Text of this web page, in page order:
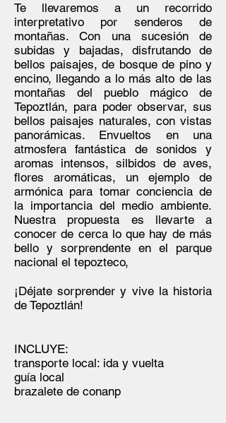
Te llevaremos a un recorrido
interpretativo por senderos de
montañas. Con una sucesión de
subidas y bajadas, disfrutando de
bellos paisajes, de bosque de pino y
encino, llegando a lo más alto de las
montañas del pueblo mágico de
Tepoztlán, para poder observar, sus
bellos paisajes naturales, con vistas
panorámicas. Envueltos en una
atmosfera fantástica de sonidos y
aromas intensos, silbidos de aves,
flores aromáticas, un ejemplo de
armónica para tomar conciencia de
la importancia del medio ambiente.
Nuestra propuesta es llevarte a
conocer de cerca lo que hay de más
bello y sorprendente en el parque
nacional el tepozteco,
¡Déjate sorprender y vive la historia
de Tepoztlán!
INCLUYE:
transporte local: ida y vuelta
guía local
brazalete de conanp